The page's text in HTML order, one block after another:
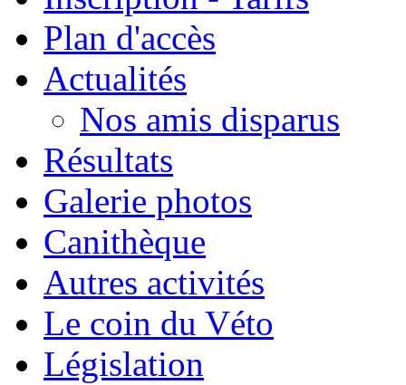
Plan d'accès
Actualités
Nos amis disparus
Résultats
Galerie photos
Canithèque
Autres activités
Le coin du Véto
Législation